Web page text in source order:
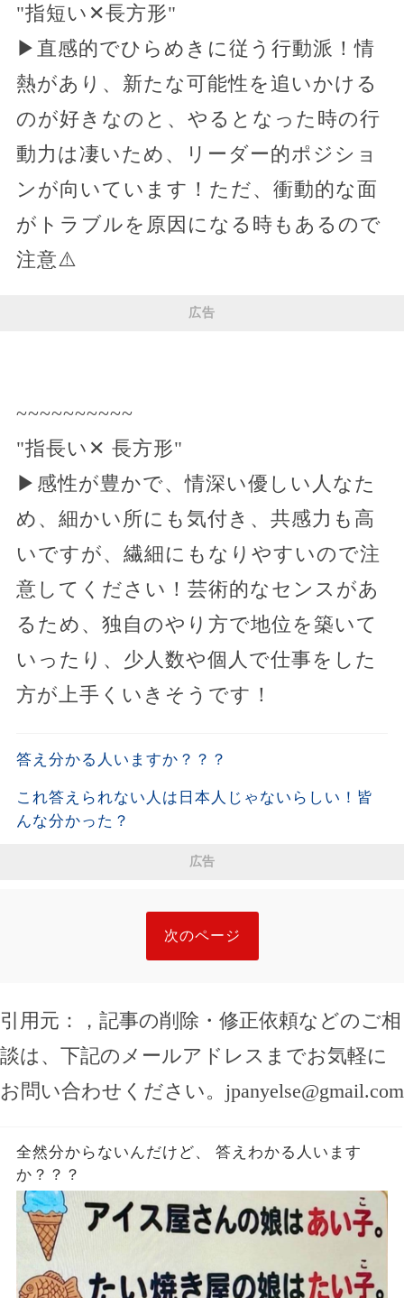
"指短い✕長方形"
▶直感的でひらめきに従う行動派！情
熱があり、新たな可能性を追いかける
のが好きなのと、やるとなった時の行
動力は凄いため、リーダー的ポジショ
ンが向いています！ただ、衝動的な面
がトラブルを原因になる時もあるので
注意⚠️
広告
~~~~~~~~~~
"指長い✕ 長方形"
▶感性が豊かで、情深い優しい人なた
め、細かい所にも気付き、共感力も高
いですが、繊細にもなりやすいので注
意してください！芸術的なセンスがあ
るため、独自のやり方で地位を築いて
いったり、少人数や個人で仕事をした
方が上手くいきそうです！
答え分かる人いますか？？？
これ答えられない人は日本人じゃないらしい￼！皆
んな分かった？
広告
次のページ
引用元：
，記事の削除・修正依頼などのご相
談は、下記のメールアドレスまでお気軽に
お問い合わせください。 jpanyelse@gmail.com
全然分からないんだけど、 答えわかる人います
か？？？